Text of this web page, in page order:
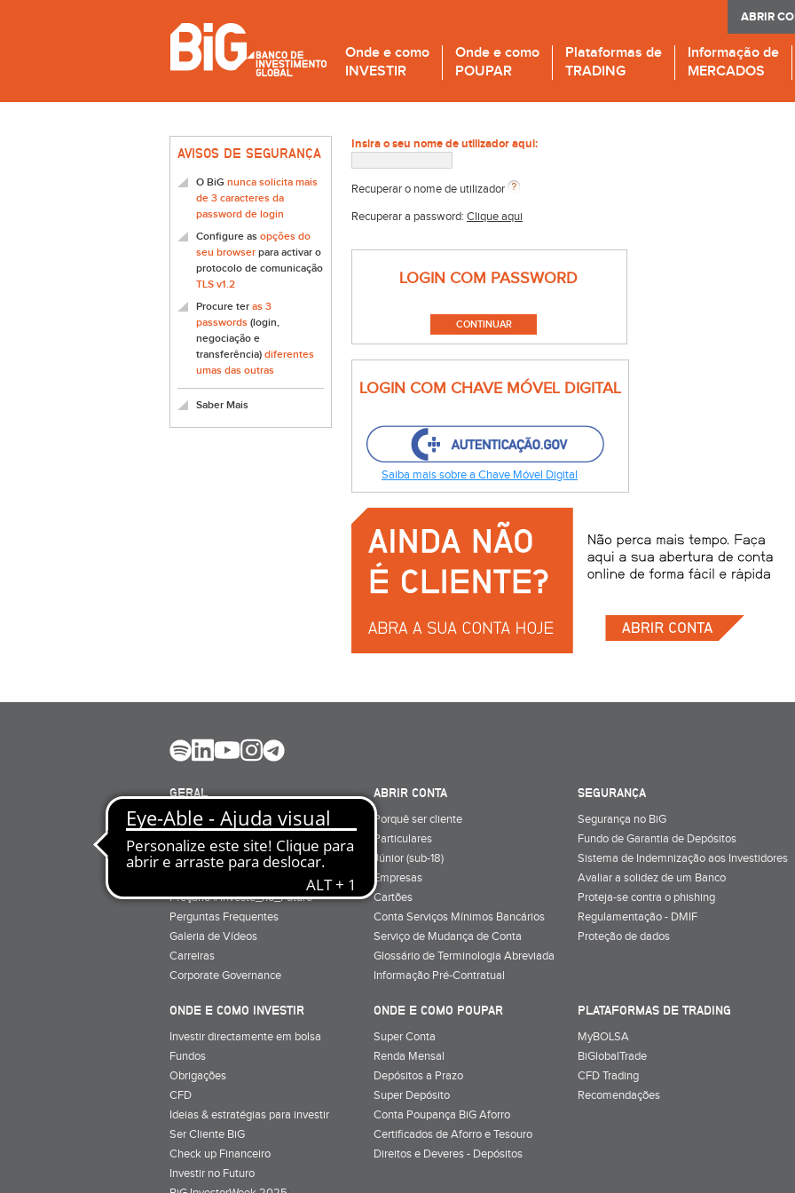
ABRIR
Onde e como
INVESTIR
Onde e como
POUPAR
Plataformas de
TRADING
Informação de
MERCADOS
AVISOS DE SEGURANÇA
O BiG nunca solicita mais
de 3 caracteres da
password de login
Configure as opções do
seu browser para activar o
protocolo de comunicação
TLS v1.2
Procure ter as 3
passwords (login,
negociação e
transferência) diferentes
umas das outras
Saber Mais
Insira o seu nome de utilizador aqui:
Recuperar o nome de utilizador
Recuperar a password: Clique aqui
LOGIN COM PASSWORD
LOGIN COM CHAVE MÓVEL DIGITAL
Saiba mais sobre a Chave Móvel Digital
GERAL
Quem Somos
Preçário
Minha conta
Preçário #Investe_no_Futuro
Perguntas Frequentes
Galeria de Vídeos
Carreiras
Corporate Governance
ABRIR CONTA
Porquê ser cliente
Particulares
Júnior (sub-18)
Empresas
Cartões
Conta Serviços Mínimos Bancários
Serviço de Mudança de Conta
Glossário de Terminologia Abreviada
Informação Pré-Contratual
SEGURANÇA
Segurança no BiG
Fundo de Garantia de Depósitos
Sistema de Indemnização aos Investidores
Avaliar a solidez de um Banco
Proteja-se contra o phishing
Regulamentação - DMIF
Proteção de dados
ONDE E COMO INVESTIR
Investir directamente em bolsa
Fundos
Obrigações
CFD
Ideias & estratégias para investir
Ser Cliente BiG
Check up Financeiro
Investir no Futuro
ONDE E COMO POUPAR
Super Conta
Renda Mensal
Depósitos a Prazo
Super Depósito
Conta Poupança BiG Aforro
Certificados de Aforro e Tesouro
Direitos e Deveres - Depósitos
PLATAFORMAS DE TRADING
MyBOLSA
BiGlobalTrade
CFD Trading
Recomendações